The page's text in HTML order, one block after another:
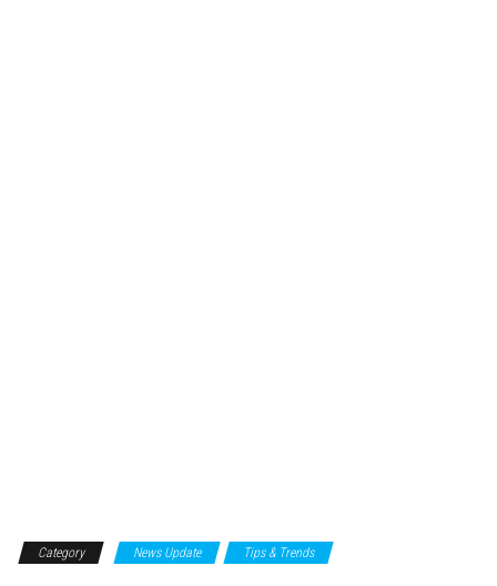
Category News Update Tips & Trends